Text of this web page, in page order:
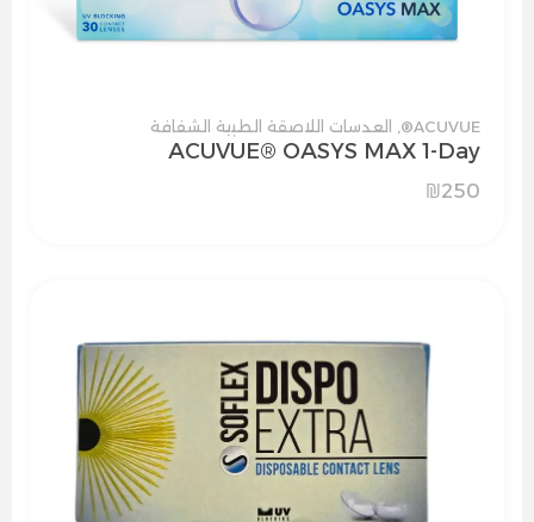
ACUVUE® العدسات اللاصقة الطبية الشفافة
ACUVUE® OASYS MAX 1-Day
₪250